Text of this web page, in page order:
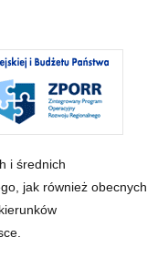
i średnich
jak również obecnych